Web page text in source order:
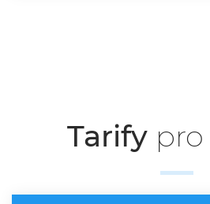
Tarify